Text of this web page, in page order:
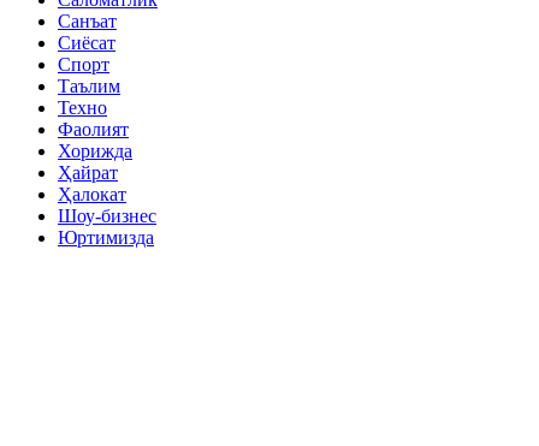
Санъат
Сиёсат
Спорт
Таълим
Техно
Фаолият
Хорижда
Ҳайрат
Ҳалокат
Шоу-бизнес
Юртимизда